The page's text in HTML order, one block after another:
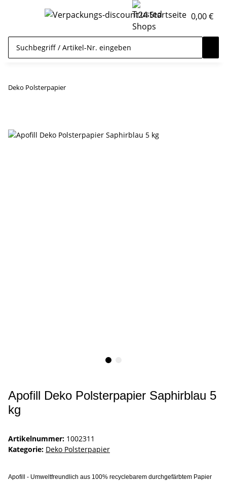
0,00 €
Deko Polsterpapier
Apofill Deko Polsterpapier Saphirblau 5
kg
Artikelnummer: 1002311
Kategorie: Deko Polsterpapier
Apofill - Umweltfreundlich aus 100% recyclebarem durchgefärbtem Papier